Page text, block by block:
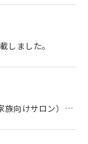
しました。
）を開催します。